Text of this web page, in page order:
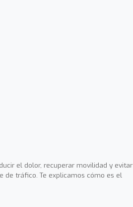
el dolor, recuperar movilidad y evitar
de tráfico. Te explicamos cómo es el